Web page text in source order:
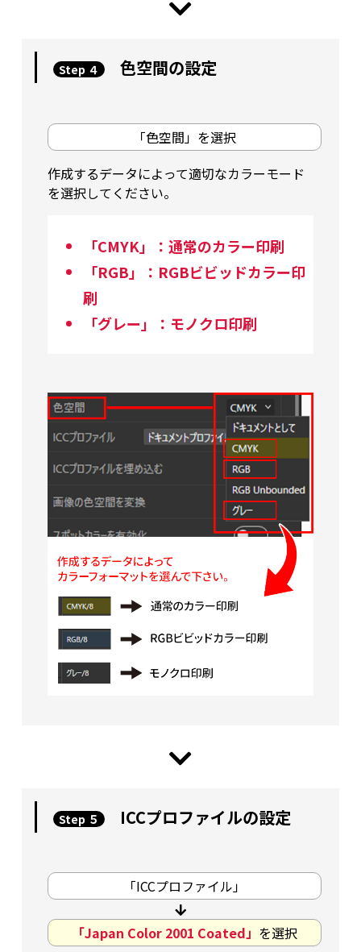
Step ４ 色空間の設定
「色空間」を選択
作成するデータによって適切なカラーモード
を選択してください。
「CMYK」：通常のカラー印刷
「RGB」：RGBビビッドカラー印
刷
「グレー」：モノクロ印刷
Step ５ ICCプロファイルの設定
「ICCプロファイル」
「Japan Color 2001 Coated」 を選択